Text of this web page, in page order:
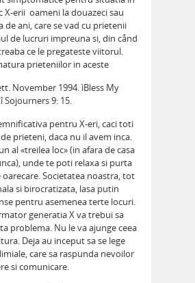
X-erii  oameni la douazeci sau
de ani, care se vad cu prietenii
de lucruri impreuna si, din cånd
ce le pregateste viitorul.
prieteniilor in aceste
November 1994. ìBless My
Sojourners 9: 15.
pentru X-eri, caci toti
prieteni, daca nu il avem inca.
al «treilea loc» (in afara de casa
unde te poti relaxa si purta
Societatea noastra, tot
si birocratizata, lasa putin
pentru asemenea terte locuri.
generatia X va trebui sa
problema. Nu le va ajunge ceea
Deja au inceput sa se lege
care sa raspunda nevoilor
si comunicare.